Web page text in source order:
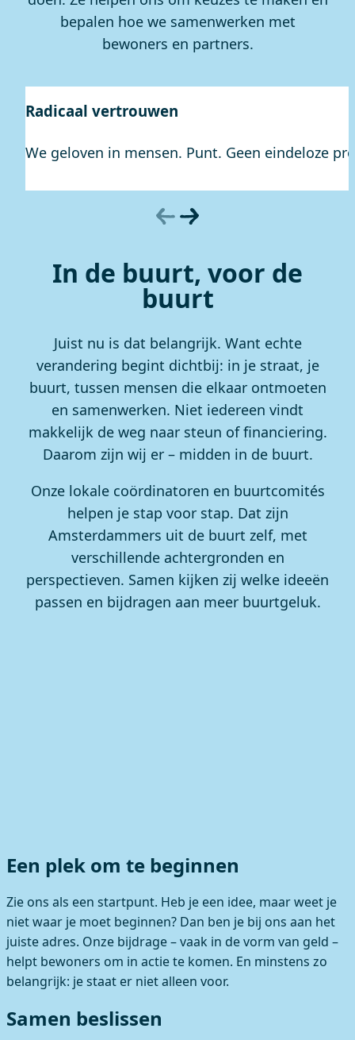
bepalen hoe we samenwerken met
bewoners en partners.
Radicaal vertrouwen
We geloven in mensen. Punt. Geen eindeloze
In de buurt, voor de
buurt
Juist nu is dat belangrijk. Want echte
verandering begint dichtbij: in je straat, je
buurt, tussen mensen die elkaar ontmoeten
en samenwerken. Niet iedereen vindt
makkelijk de weg naar steun of financiering.
Daarom zijn wij er – midden in de buurt.
Onze lokale coördinatoren en buurtcomités
helpen je stap voor stap. Dat zijn
Amsterdammers uit de buurt zelf, met
verschillende achtergronden en
perspectieven. Samen kijken zij welke ideeën
passen en bijdragen aan meer buurtgeluk.
Een plek om te beginnen
Zie ons als een startpunt. Heb je een idee, maar weet je
niet waar je moet beginnen? Dan ben je bij ons aan het
juiste adres. Onze bijdrage – vaak in de vorm van geld –
helpt bewoners om in actie te komen. En minstens zo
belangrijk: je staat er niet alleen voor.
Samen beslissen